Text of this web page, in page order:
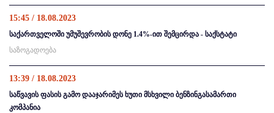
15:45 / 18.08.2023
საქართველოში უმუშევრობის დონე 1.4%-ით შემცირდა - საქსტატი
საზოგადოება
13:39 / 18.08.2023
საწვავის ფასის გამო დააჯარიმეს ხუთი მსხვილი ბენზინგასამართი
კომპანია